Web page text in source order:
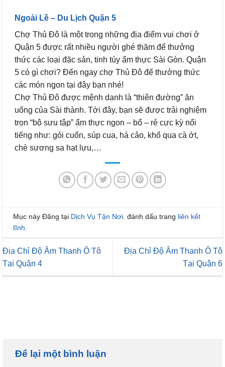
Ngoài Lề – Du Lịch Quận 5
Chợ Thủ Đô là một trong những địa điểm vui chơi ở
Quận 5 được rất nhiều người ghé thăm để thưởng
thức các loại đặc sản, tinh túy ẩm thực Sài Gòn. Quận
5 có gì chơi? Đến ngay chợ Thủ Đô để thưởng thức
các món ngon tại đây bạn nhé!
Chợ Thủ Đô được mệnh danh là “thiên đường” ăn
uống của Sài thành. Tới đây, bạn sẽ được trải nghiệm
trọn “bộ sưu tập” ẩm thực ngon – bổ – rẻ cực kỳ nổi
tiếng như: gỏi cuốn, súp cua, há cảo, khổ qua cà ớt,
chè sương sa hạt lựu,…
Mục này Đăng tại Dịch Vụ Tận Nơi . đánh dấu trang liên kết
tĩnh
Địa Chỉ Độ Âm Thanh Ô Tô
Tại Quận 4
Địa Chỉ Độ Âm Thanh Ô Tô
Tại Quận 6
Để lại một bình luận